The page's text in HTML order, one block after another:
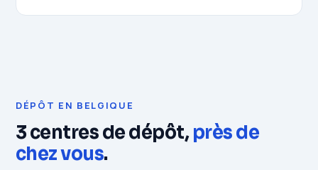
DÉPÔT EN BELGIQUE
3 centres de dépôt,près de
chez vous.